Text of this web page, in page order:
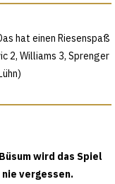
hat einen Riesenspaß
2, Williams 3, Sprenger
wird das Spiel
vergessen.